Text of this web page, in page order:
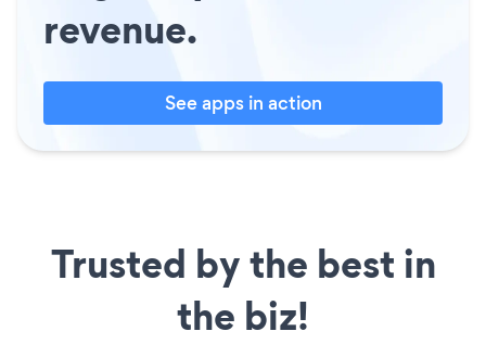
revenue.
See apps in action
Trusted by the best in
the biz!